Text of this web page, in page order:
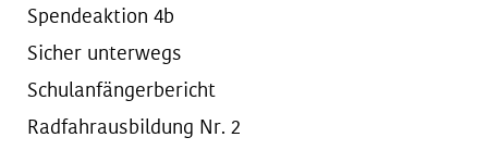
Spendeaktion 4b
Sicher unterwegs
Schulanfängerbericht
Radfahrausbildung Nr. 2